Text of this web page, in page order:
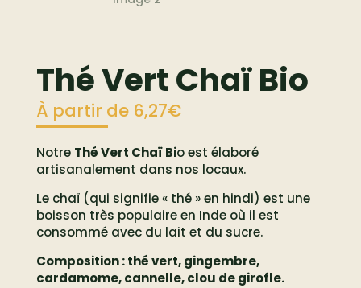
Thé Vert Chaï Bio
À partir de 6,27€
Notre Thé Vert Chaï Bio est élaboré
artisanalement dans nos locaux.
Le chaï (qui signifie « thé » en hindi) est une
boisson très populaire en Inde où il est
consommé avec du lait et du sucre.
Composition : thé vert, gingembre,
cardamome, cannelle, clou de girofle.